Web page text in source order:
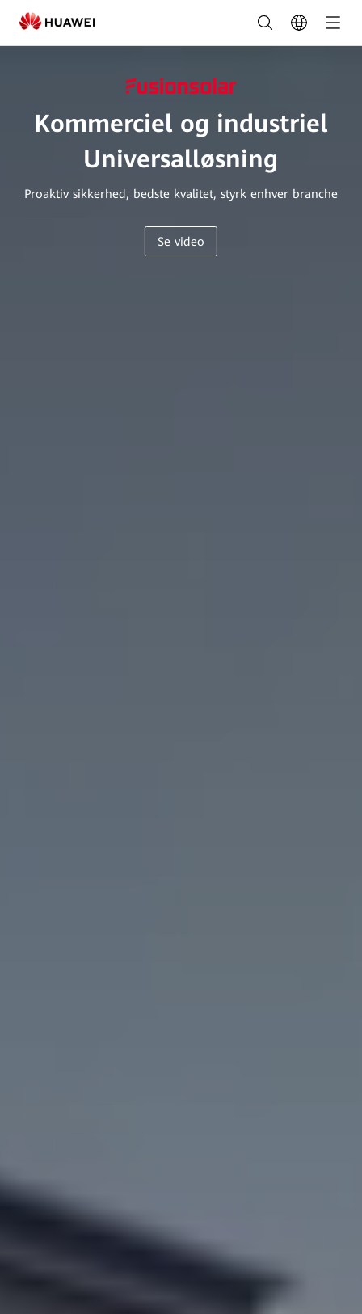
Kommercielle
og
industrielle
PV-
løsninger
HUAWEI
Kommerciel og industriel
Universalløsning
Proaktiv sikkerhed, bedste kvalitet, styrk enhver branche
Se video